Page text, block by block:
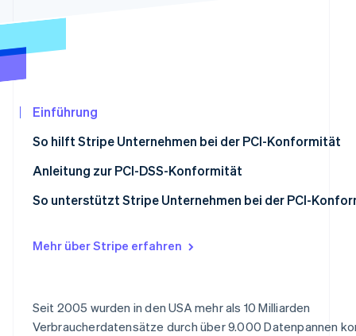
Identity
Online-Identitätsprüfung
Jetzt ansehen
Einführung
So hilft Stripe Unternehmen bei der PCI-Konformität
Anleitung zur PCI-DSS-Konformität
1. PCI-Stufe ermitteln
3. Evaluierung abschließen und Selbsteinschätzungen
So unterstützt Stripe Unternehmen bei der PCI-
Individuelles Dashboard
Mehrere Dienstleister
Mehr über Stripe erfahren
Seit 2005 wurden in den USA mehr als 10 Milliarden
Verbraucherdatensätze durch über 9.000 Datenpannen